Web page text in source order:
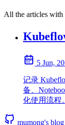
All the articles
5 Jun,
记录
备、
化使用流程。
mumong's